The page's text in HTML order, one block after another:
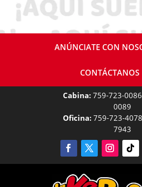
ANÚNCIATE CON
CONTÁCTANOS
Cabina: 759-723-
0089
Oficina:759-723-
7943